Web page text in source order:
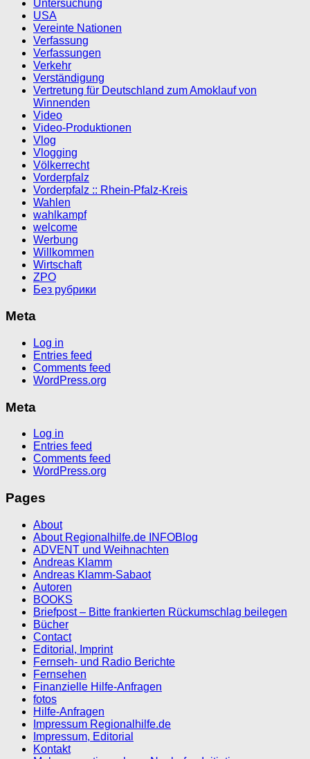
Untersuchung
USA
Vereinte Nationen
Verfassung
Verfassungen
Verkehr
Verständigung
Vertretung für Deutschland zum Amoklauf von
Winnenden
Video
Video-Produktionen
Vlog
Vlogging
Völkerrecht
Vorderpfalz
Vorderpfalz :: Rhein-Pfalz-Kreis
Wahlen
wahlkampf
welcome
Werbung
Willkommen
Wirtschaft
ZPO
Без рубрики
Meta
Log in
Entries feed
Comments feed
WordPress.org
Meta
Log in
Entries feed
Comments feed
WordPress.org
Pages
About
About Regionalhilfe.de INFOBlog
ADVENT und Weihnachten
Andreas Klamm
Andreas Klamm-Sabaot
Autoren
BOOKS
Briefpost – Bitte frankierten Rückumschlag beilegen
Bücher
Contact
Editorial, Imprint
Fernseh- und Radio Berichte
Fernsehen
Finanzielle Hilfe-Anfragen
fotos
Hilfe-Anfragen
Impressum Regionalhilfe.de
Impressum, Editorial
Kontakt